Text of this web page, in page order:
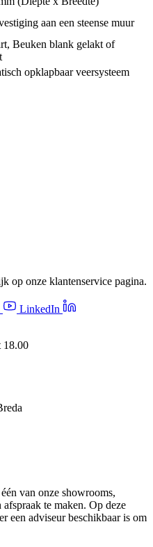
aan een steense muur
Beuken blank gelakt of
opklapbaar veersysteem
op onze klantenservice pagina.
LinkedIn
18.00
van onze showrooms,
te maken. Op deze
een adviseur beschikbaar is om